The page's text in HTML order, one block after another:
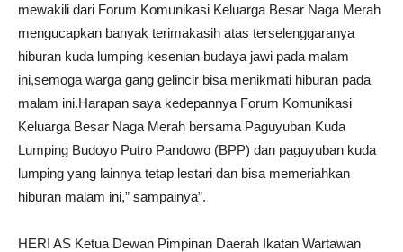
mewakili dari Forum Komunikasi Keluarga Besar Naga Merah
mengucapkan banyak terimakasih atas terselenggaranya
hiburan kuda lumping kesenian budaya jawi pada malam
ini,semoga warga gang gelincir bisa menikmati hiburan pada
malam ini.Harapan saya kedepannya Forum Komunikasi
Keluarga Besar Naga Merah bersama Paguyuban Kuda
Lumping Budoyo Putro Pandowo (BPP) dan paguyuban kuda
lumping yang lainnya tetap lestari dan bisa memeriahkan
hiburan malam ini,” sampainya”.
HERI AS Ketua Dewan Pimpinan Daerah Ikatan Wartawan